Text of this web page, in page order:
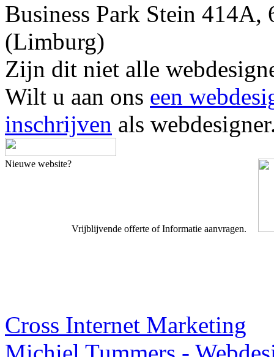
Business Park Stein
(Limburg)
Zijn dit niet alle
Wilt u aan ons een
inschrijven als
Nieuwe website?
Vrijblijvende offerte of Informatie aanvragen.
Cross Internet Marketing